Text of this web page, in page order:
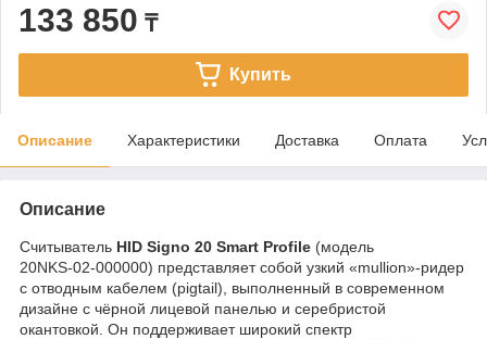
133 850 ₸
Купить
Описание Характеристики Доставка Оплата
Описание
Считыватель HID Signo 20 Smart Profile (модель
20NKS‑02‑000000) представляет собой узкий «mullion»‑ридер
с отводным кабелем (pigtail), выполненный в современном
дизайне с чёрной лицевой панелью и серебристой
окантовкой. Он поддерживает широкий спектр